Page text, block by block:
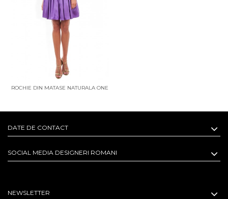
ROCHIE DIN MATASE NATURALA ONE
DATE DE CONTACT
SOCIAL MEDIA DESIGNERI ROMANI
NEWSLETTER